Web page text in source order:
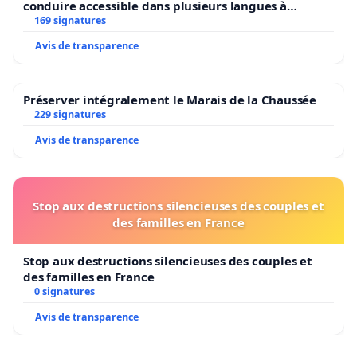
conduire accessible dans plusieurs langues à
Bruxelles
169 signatures
Avis de transparence
Préserver intégralement le Marais de la Chaussée
229 signatures
Avis de transparence
Stop aux destructions silencieuses des couples et
des familles en France
Stop aux destructions silencieuses des couples et
des familles en France
0 signatures
Avis de transparence